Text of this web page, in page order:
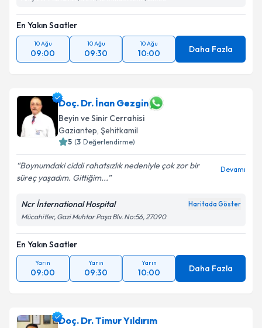
En Yakın Saatler
10 Ağu
09:00
10 Ağu
09:30
10 Ağu
10:00 Daha Fazla
Doç. Dr. İnan Gezgin
Beyin ve Sinir Cerrahisi
Gaziantep, Şehitkamil
5 (3 Değerlendirme)
Boynumdaki ciddi rahatsızlık nedeniyle çok zor bir
süreç yaşadım. Gittiğim...
Devamı
Ncr İnternational Hospital Haritada Göster
Mücahitler, Gazi Muhtar Paşa Blv. No:56, 27090
En Yakın Saatler
Yarın
09:00
Yarın
09:30
Yarın
10:00 Daha Fazla
Doç. Dr. Timur Yıldırım